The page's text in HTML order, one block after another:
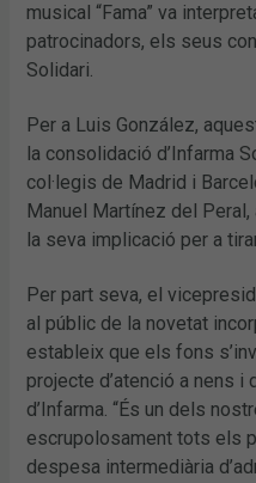
musical “Fama” va
patrocinadors, els seus
Solidari.
Per a Luis González,
la consolidació d’Infarma
col·legis de Madrid i
Manuel Martínez del
la seva implicació per a
Per part seva, el
al públic de la novetat
estableix que els fons
projecte d’atenció a nens
d’Infarma. “És un dels
escrupolosament tots els
despesa intermediària